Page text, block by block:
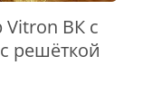
Vitron ВК с
решёткой